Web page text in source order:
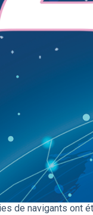
de navigants ont